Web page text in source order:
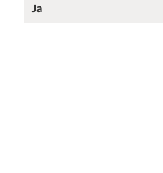
Ja